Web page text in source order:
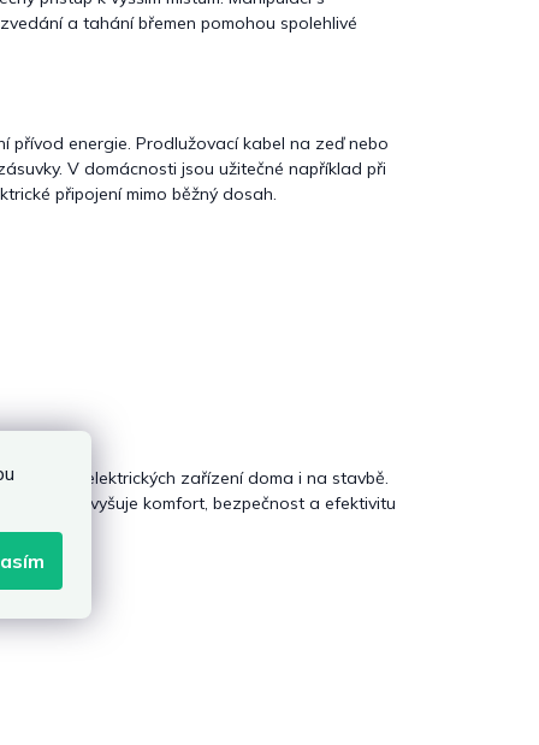
a tahání břemen pomohou spolehlivé
přívod energie. Prodlužovací kabel na zeď nebo
V domácnosti jsou užitečné například při
připojení mimo běžný dosah.
elektrických zařízení doma i na stavbě.
bubnu
zvyšuje komfort, bezpečnost a efektivitu